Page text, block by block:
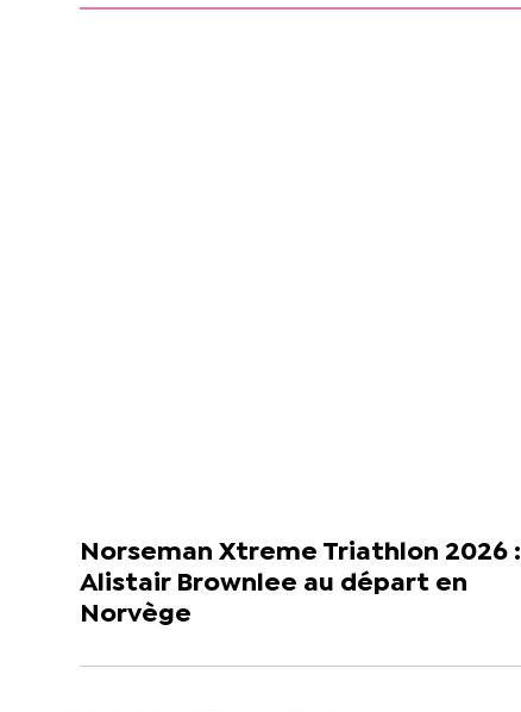
Norseman Xtreme Triathlon 2026 :
Alistair Brownlee au départ en
Norvège